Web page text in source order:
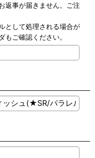
返事が届きません。ご注
として処理される場合が
もご確認ください。